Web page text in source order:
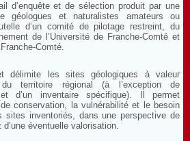
d’enquête et de sélection produit par une
géologues et naturalistes amateurs ou
d’un comité de pilotage restreint, du
de l’Université de Franche-Comté et
Comté.
délimite les sites géologiques à valeur
du territoire régional (à l’exception de
d’un inventaire spécifique). Il permet
de conservation, la vulnérabilité et le besoin
sites inventoriés, dans une perspective de
éventuelle valorisation.